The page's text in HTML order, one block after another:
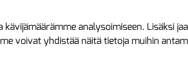
Uutiskirje
analysoimiseen. Lisäksi
voivat yhdistää näitä tietoja muihin